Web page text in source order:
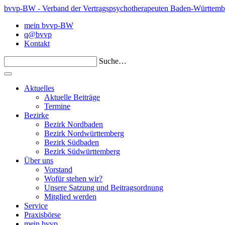
bvvp-BW - Verband der Vertragspsychotherapeuten Baden-
mein bvvp-BW
q@bvvp
Kontakt
Suche…
Aktuelles
Aktuelle Beiträge
Termine
Bezirke
Bezirk Nordbaden
Bezirk Nordwürttemberg
Bezirk Südbaden
Bezirk Südwürttemberg
Über uns
Vorstand
Wofür stehen wir?
Unsere Satzung und Beitragsordnung
Mitglied werden
Service
Praxisbörse